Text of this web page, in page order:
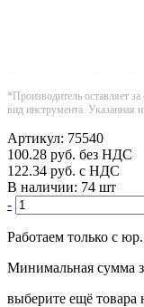
*Производитель оставляет
вид инструмента. Указанная
Артикул: 75540
100.28 руб. без НДС
122.34 руб. с НДС
В наличии: 74 шт
-
Работаем только с
Минимальная сумма
выберите ещё товара